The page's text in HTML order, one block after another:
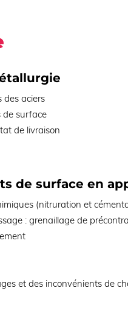
des aciers
de surface
de livraison
de surface en
(nitruration et
: grenaillage de
et des inconvénients de